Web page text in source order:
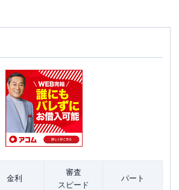
金利
審査
スピード
パート